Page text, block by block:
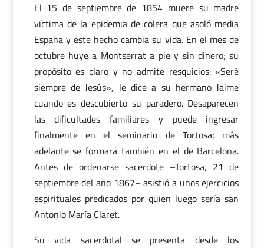
El 15 de septiembre de 1854 muere su madre
víctima de la epidemia de cólera que asoló media
España y este hecho cambia su vida. En el mes de
octubre huye a Montserrat a pie y sin dinero; su
propósito es claro y no admite resquicios: «Seré
siempre de Jesús», le dice a su hermano Jaime
cuando es descubierto su paradero. Desaparecen
las dificultades familiares y puede ingresar
finalmente en el seminario de Tortosa; más
adelante se formará también en el de Barcelona.
Antes de ordenarse sacerdote –Tortosa, 21 de
septiembre del año 1867– asistió a unos ejercicios
espirituales predicados por quien luego sería san
Antonio María Claret.
Su vida sacerdotal se presenta desde los